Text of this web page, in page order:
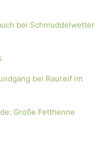
bei Schmuddelwetter
bei Raureif im
Große Fetthenne